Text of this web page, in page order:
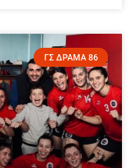
ΓΣ ΔΡΑΜΑ 86